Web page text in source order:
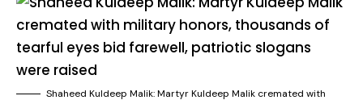
Shaheed Kuldeep Malik: Martyr Kuldeep Malik cremated with